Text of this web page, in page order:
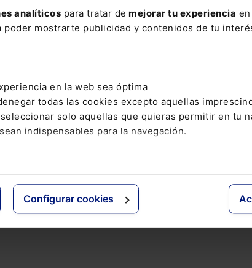
analíticos para tratar de mejorar tu experiencia
mostrarte publicidad y contenidos de tu
en la web sea óptima
todas las cookies excepto aquellas
solo aquellas que quieras permitir en tu
indispensables para la navegación.
Configurar cookies
y exigente y los análisis de mercado
uno de cada tres consumidores
Las dos razones principales para hacerlo
de la operación (24%).
de las opiniones expresadas por los autores o